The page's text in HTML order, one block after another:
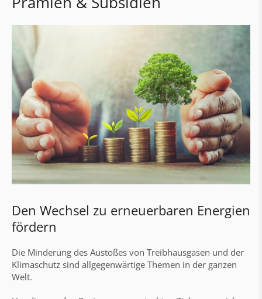
Pufferspeicher
Prämien & Subsidien
Wohnungs- und Übergabestationen
Nah- und Fernwärmestationen
Regelung & Visualisierung aqo360°
aqotec Wohnungsstationen
Gebäudeautomation
Schaltschrankbau
Elektrinstallation & Verkabelung
Technischer Support
Den Wechsel zu erneuerbaren Energien
fördern
Die Minderung des Austoßes von Treibhausgasen und der
Klimaschutz sind allgegenwärtige Themen in der ganzen
Welt.